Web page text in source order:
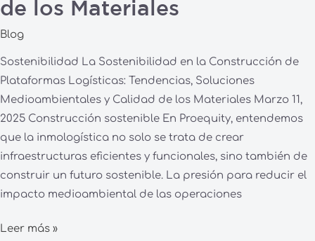
de los Materiales
Blog
Sostenibilidad La Sostenibilidad en la Construcción de
Plataformas Logísticas: Tendencias, Soluciones
Medioambientales y Calidad de los Materiales Marzo 11,
2025 Construcción sostenible En Proequity, entendemos
que la inmologística no solo se trata de crear
infraestructuras eficientes y funcionales, sino también de
construir un futuro sostenible. La presión para reducir el
impacto medioambiental de las operaciones
Leer más »